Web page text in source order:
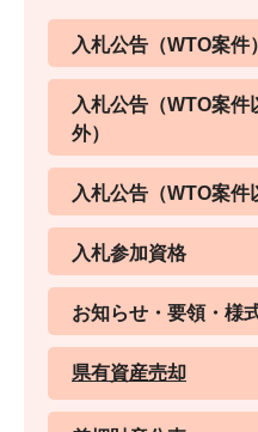
入札公告（WTO案件）
入札公告（WTO案
外）
入札公告（WTO案件
入札参加資格
お知らせ・要領・様
県有資産売却